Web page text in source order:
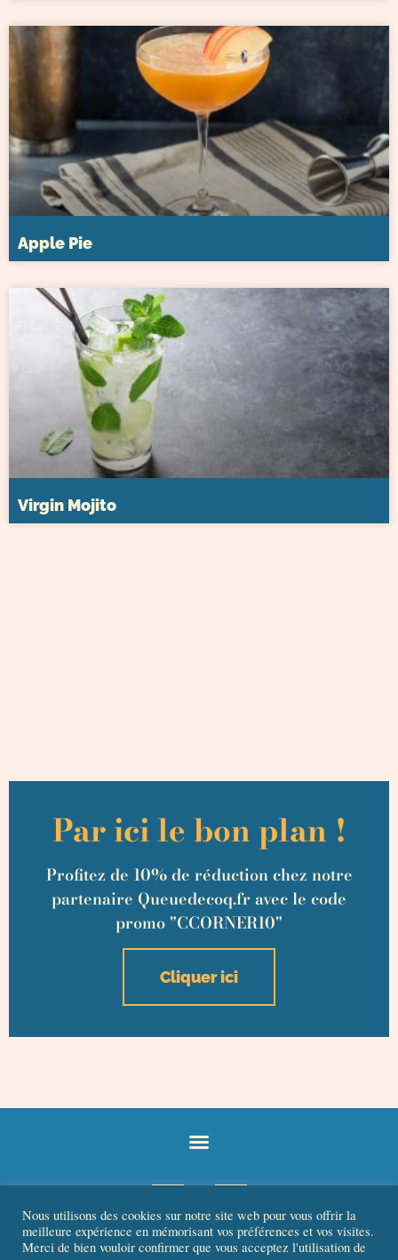
Apple Pie
Virgin Mojito
Par ici le bon plan !
Profitez de 10% de réduction chez notre
partenaire Queuedecoq.fr avec le code
promo "CCORNER10"
Cliquer ici
Nous utilisons des cookies sur notre site web pour vous offrir la
meilleure expérience en mémorisant vos préférences et vos visites.
Merci de bien vouloir confirmer que vous acceptez l'utilisation de